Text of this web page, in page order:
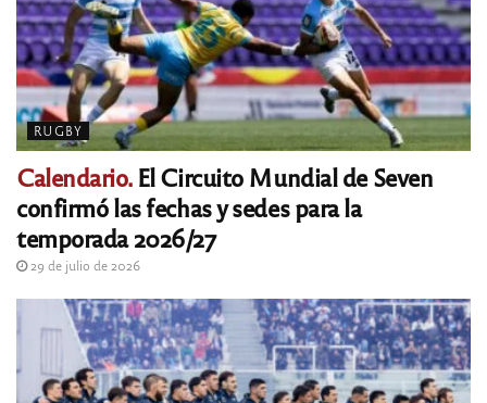
RUGBY
Calendario.El Circuito Mundial de Seven
confirmó las fechas y sedes para la
temporada 2026/27
29 de julio de 2026